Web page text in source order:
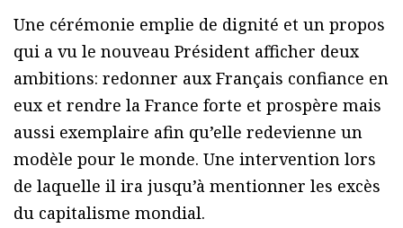
Une cérémonie emplie de dignité et un propos
qui a vu le nouveau Président afficher deux
ambitions: redonner aux Français confiance en
eux et rendre la France forte et prospère mais
aussi exemplaire afin qu’elle redevienne un
modèle pour le monde. Une intervention lors
de laquelle il ira jusqu’à mentionner les excès
du capitalisme mondial.